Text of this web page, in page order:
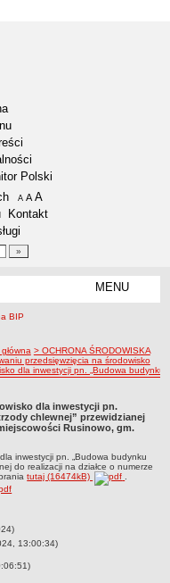
Polski
A pomniejsz czcionkę
A standardowy rozmiar czcionki
A
Kontakt
MENU
nawigacji> OCHRONA ŚRODOWISKA
przedsięwzięcia na środowisko
dla inwestycji pn. „Budowa
dla inwestycji pn.
chlewnej” przewidzianej
Rusinowo, gm.
inwestycji pn. „Budowa budynku
do realizacji na działce o numerze
tutaj (16474kB)
.
13:00:34)